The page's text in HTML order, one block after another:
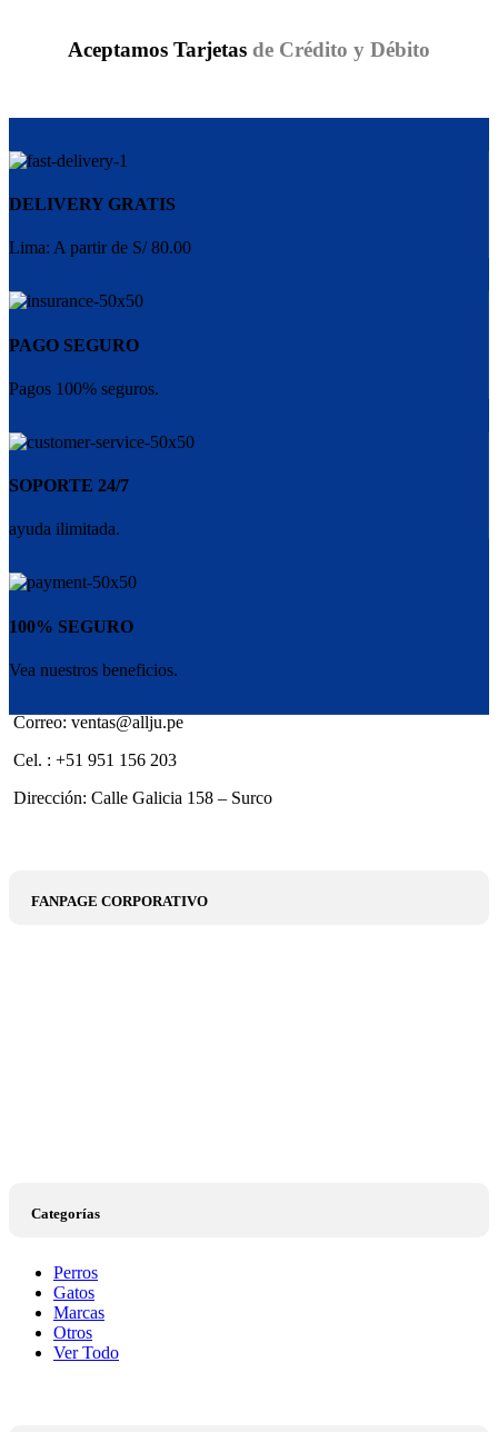
Aceptamos Tarjetas de Crédito y Débito
DELIVERY GRATIS
Lima: A partir de S/ 80.00
PAGO SEGURO
Pagos 100% seguros.
SOPORTE 24/7
ayuda ilimitada.
100% SEGURO
Vea nuestros beneficios.
Correo: ventas@allju.pe
Cel. : +51 951 156 203
Dirección: Calle Galicia 158 – Surco
FANPAGE CORPORATIVO
Categorías
Perros
Gatos
Marcas
Otros
Ver Todo